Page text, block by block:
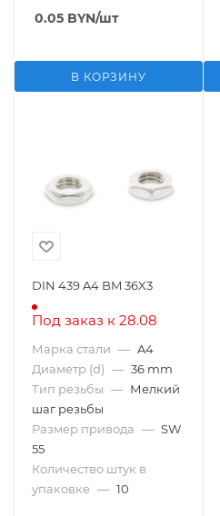
0.05 BYN/шт
В КОРЗИНУ
DIN 439 A4 BM 36X3
Под заказ к 28.08
Марка стали — A4
Диаметр (d) — 36 mm
Тип резьбы — Мелкий
шаг резьбы
Размер привода — SW
55
Количество штук в
упаковке — 10